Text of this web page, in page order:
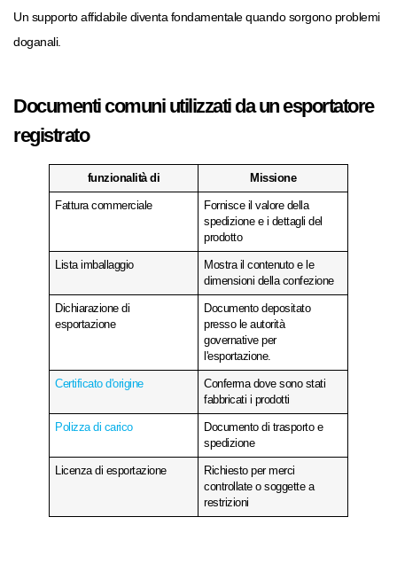
Un supporto affidabile diventa fondamentale quando sorgono problemi
doganali.
Documenti comuni utilizzati da un esportatore
registrato
funzionalità di Missione
Fattura commerciale
Fornisce il valore della
spedizione e i dettagli del
prodotto
Lista imballaggio
Mostra il contenuto e le
dimensioni della confezione
Dichiarazione di
esportazione
Documento depositato
presso le autorità
governative per
l'esportazione.
Certificato d'origine
Conferma dove sono stati
fabbricati i prodotti
Polizza di carico
Documento di trasporto e
spedizione
Licenza di esportazione
Richiesto per merci
controllate o soggette a
restrizioni